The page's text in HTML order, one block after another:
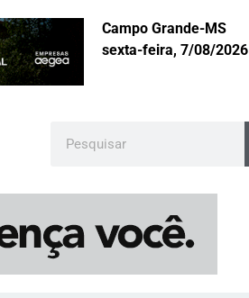
Campo Grande-MS
sexta-feira, 7/08/2026